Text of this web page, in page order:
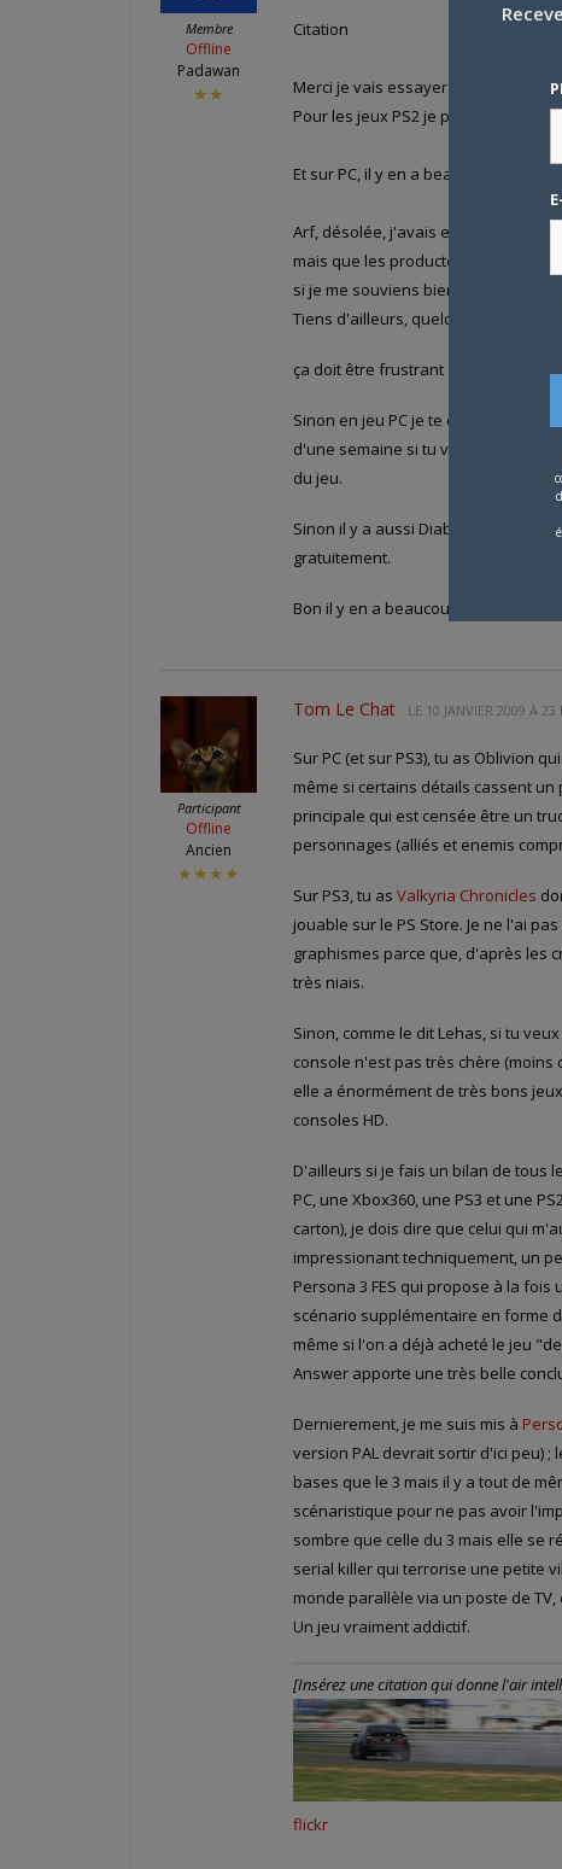
Membre
Offline
Padawan
★★
Citation
Merci je vais essayer Folklore pour
Pour les jeux PS2 je peux pas, je
Et sur PC, il y en a beaucoup ou pas ?
Arf, désolée, j'avais entendu dire
mais que les producteurs avaient
si je me souviens bien)…
Tiens d'ailleurs, quelqu'un pourrait
ça doit être frustrant de voir de
Sinon en jeu PC je te conseille
d'une semaine si tu veux, mais
du jeu.
Sinon il y a aussi Diablo II, le jeu
gratuitement.
Bon il y en a beaucoup plus que
Participant
Offline
Ancien
★★★★
Tom Le Chat LE 10 JANVIER 2009 À
Sur PC (et sur PS3), tu as Oblivion
même si certains détails cassent
principale qui est censée être un
personnages (alliés et enemis
Sur PS3, tu as Valkyria Chronicles
jouable sur le PS Store. Je ne l'ai
graphismes parce que, d'après les
très niais.
Sinon, comme le dit Lehas, si tu
console n'est pas très chère (moins
elle a énormément de très bons
consoles HD.
D'ailleurs si je fais un bilan de tous
PC, une Xbox360, une PS3 et une
carton), je dois dire que celui qui
impressionant techniquement, un
Persona 3 FES qui propose à la
scénario supplémentaire en forme
même si l'on a déjà acheté le jeu
Answer apporte une très belle
Dernierement, je me suis mis à
version PAL devrait sortir d'ici peu)
bases que le 3 mais il y a tout de
scénaristique pour ne pas avoir
sombre que celle du 3 mais elle se
serial killer qui terrorise une petite
monde parallèle via un poste de
Un jeu vraiment addictif.
[Insérez une citation qui donne l'air
flickr